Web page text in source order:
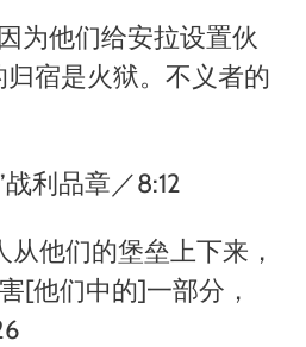
为他们给安拉设置伙
宿是火狱。不义者的
战利品章／8:12
他们的堡垒上下来，
[他们中的]一部分，